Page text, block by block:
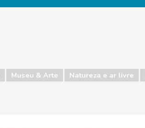
Museu & Arte Natureza e ar livre